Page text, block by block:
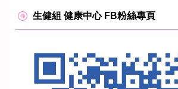
生健組 健康中心 FB粉絲專頁